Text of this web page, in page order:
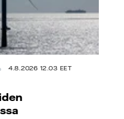
4.8.2026 12.03 EET